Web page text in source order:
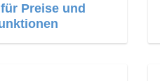
Preise und